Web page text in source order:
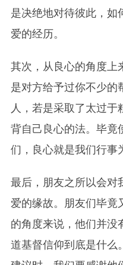
是决绝地对待彼此，如
爱的经历。
其次，从良心的角度上
是对方给予过你不少的
人，若是采取了太过
背自己良心的法。毕竟
们，良心就是我们行事
最后，朋友之所以会对
爱的缘故。朋友们毕竟
的角度来说，他们并没
道基督信仰到底是什么